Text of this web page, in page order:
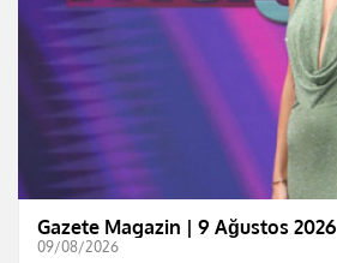
Gazete Magazin | 9 Ağustos 2026
09/08/2026